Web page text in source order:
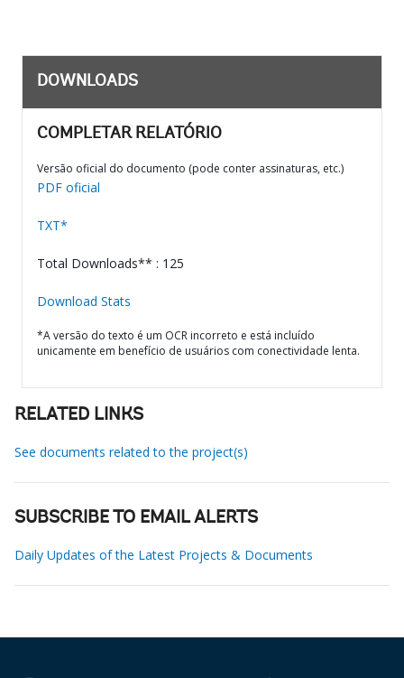
DOWNLOADS
COMPLETAR RELATÓRIO
Versão oficial do documento (pode conter assinaturas, etc.)
PDF oficial
TXT*
Total Downloads** : 125
Download Stats
*A versão do texto é um OCR incorreto e está incluído
unicamente em benefício de usuários com conectividade lenta.
RELATED LINKS
See documents related to the project(s)
SUBSCRIBE TO EMAIL ALERTS
Daily Updates of the Latest Projects & Documents